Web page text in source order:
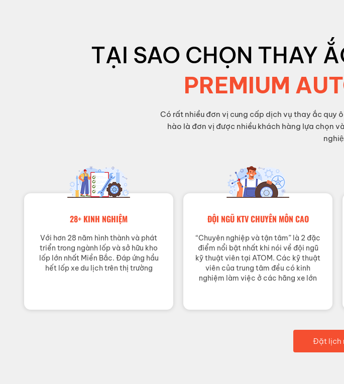
TẠI SAO CHỌN THAY
PREMIUM
Có rất nhiều đơn vị cung cấp dịch vụ thay ắc quy
hào là đơn vị được nhiều khách hàng lựa chọn
28+ KINH NGHIỆM
Với hơn 28 năm hình thành và phát
triển trong ngành lốp và sở hữu kho
lốp lớn nhất Miền Bắc. Đáp ứng hầu
hết lốp xe du lịch trên thị trường
ĐỘI NGŨ KTV CHUYÊN MÔN CAO
“Chuyên nghiệp và tận tâm” là 2 đặc
điểm nổi bật nhất khi nói về đội ngũ
kỹ thuật viên tại ATOM. Các kỹ thuật
viên của trung tâm đều có kinh
nghiệm làm việc ở các hãng xe lớn
Đặt lịch